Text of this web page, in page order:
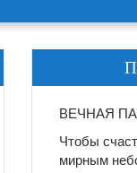
ВЕЧНАЯ
Чтобы
мирным